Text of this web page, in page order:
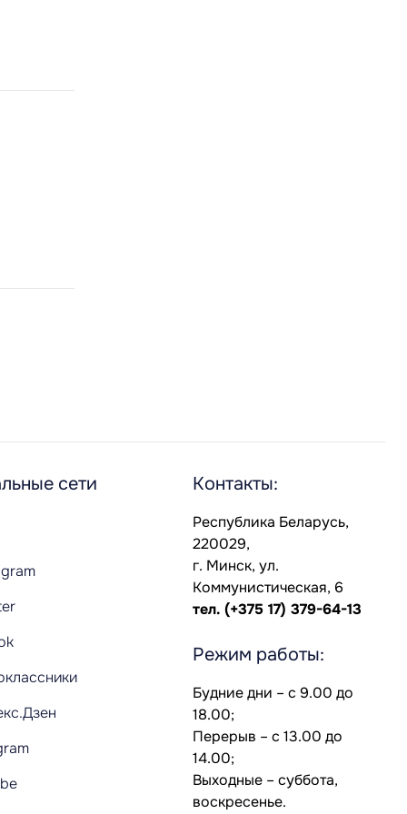
сети Контакты:
Республика Беларусь,
220029,
г. Минск, ул.
Коммунистическая, 6
тел. (+375 17) 379-64-13
Режим работы:
Будние дни – с 9.00 до
18.00;
Перерыв – с 13.00 до
14.00;
Выходные – суббота,
воскресенье.